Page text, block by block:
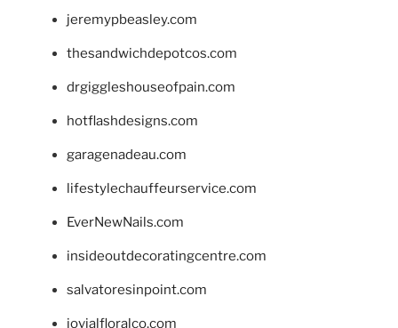
jeremypbeasley.com
thesandwichdepotcos.com
drgiggleshouseofpain.com
hotflashdesigns.com
garagenadeau.com
lifestylechauffeurservice.com
EverNewNails.com
insideoutdecoratingcentre.com
salvatoresinpoint.com
jovialfloralco.com